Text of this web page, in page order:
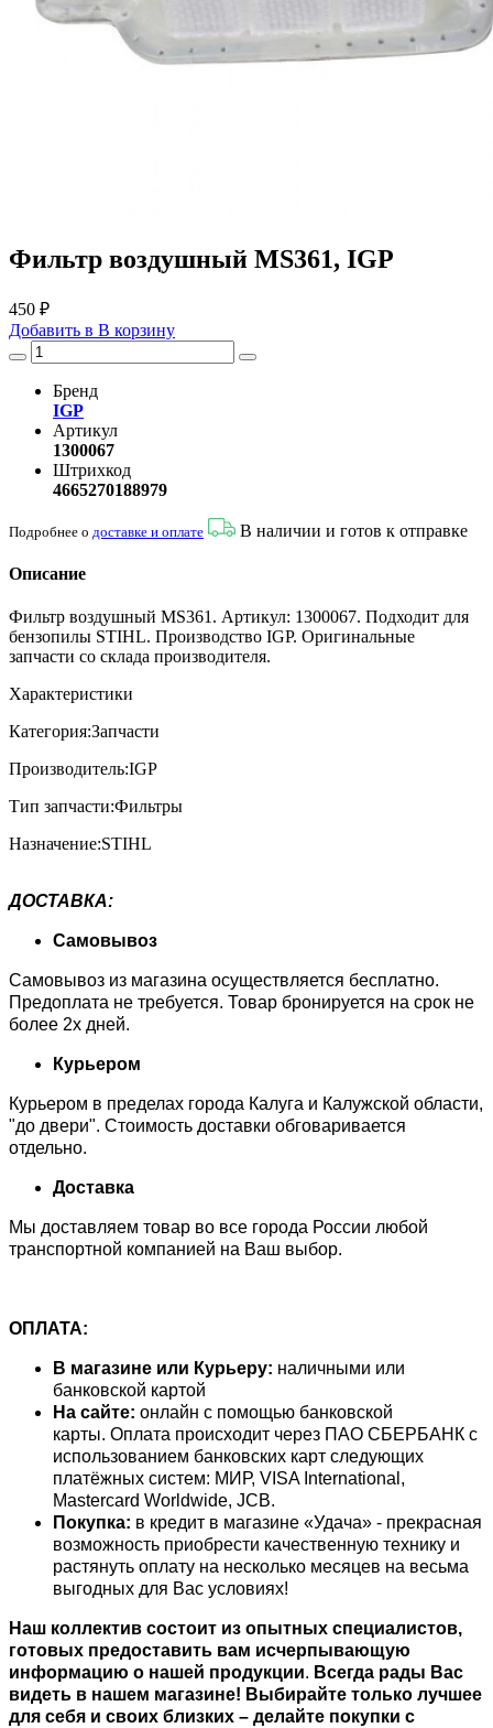
Фильтр воздушный MS361, IGP
450 ₽
Добавить в В корзину
Бренд
IGP
Артикул
1300067
Штрихкод
4665270188979
Подробнее о доставке и оплате В наличии и готов к отправке
Описание
Фильтр воздушный MS361. Артикул: 1300067. Подходит для
бензопилы STIHL. Производство IGP. Оригинальные
запчасти со склада производителя.
Характеристики
Категория:Запчасти
Производитель:IGP
Тип запчасти:Фильтры
Назначение:STIHL
ДОСТАВКА:
Самовывоз
Самовывоз из магазина осуществляется бесплатно.
Предоплата не требуется. Товар бронируется на срок не
более 2х дней.
Курьером
Курьером в пределах города Калуга и Калужской области,
"до двери". Стоимость доставки обговаривается
отдельно.
Доставка
Мы доставляем товар во все города России любой
транспортной компанией на Ваш выбор.
ОПЛАТА:
В магазине или Курьеру: наличными или
банковской картой
На сайте: онлайн с помощью банковской
карты. Оплата происходит через ПАО СБЕРБАНК с
использованием банковских карт следующих
платёжных систем: МИР, VISA International,
Mastercard Worldwide, JCB.
Покупка: в кредит в магазине «Удача» - прекрасная
возможность приобрести качественную технику и
растянуть оплату на несколько месяцев на весьма
выгодных для Вас условиях!
Наш коллектив состоит из опытных специалистов,
готовых предоставить вам исчерпывающую
информацию о нашей продукции. Всегда рады Вас
видеть в нашем магазине! Выбирайте только лучшее
для себя и своих близких – делайте покупки с